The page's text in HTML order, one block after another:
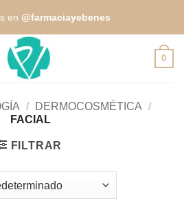
en @farmaciayebenes
0
/ DERMOCOSMÉTICA /
FACIAL
FILTRAR